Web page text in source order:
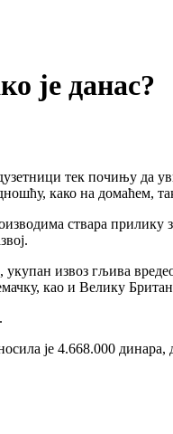
је данас?
тек почињу да
како на домаћем,
ствара прилику
извоз гљива
као и Велику
је 4.668.000